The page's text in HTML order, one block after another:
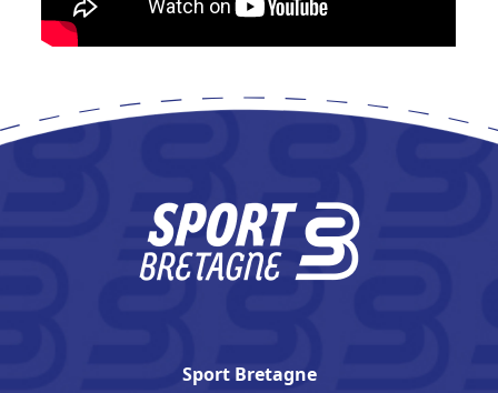
Sport Bretagne